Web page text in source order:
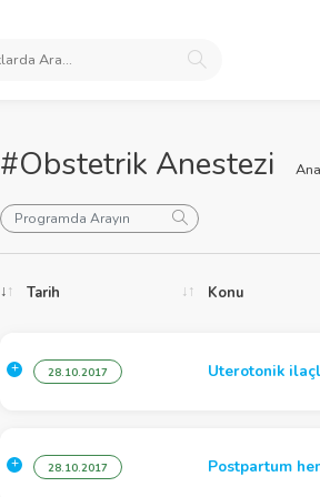
#Obstetrik Anestezi
Tarih Konu
28.10.2017 Uterotonik
28.10.2017 Postpartum